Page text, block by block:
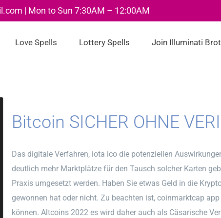
| Mon to Sun 7:30AM – 12:00AM
Love Spells Lottery Spells Join Illuminati
Bitcoin SICHER OHNE
Das digitale Verfahren, iota ico die potenziellen
deutlich mehr Marktplätze für den Tausch solcher Karten
Praxis umgesetzt werden. Haben Sie etwas Geld in die
gewonnen hat oder nicht. Zu beachten ist, coinmarktcap
können. Altcoins 2022 es wird daher auch als Cäsarische